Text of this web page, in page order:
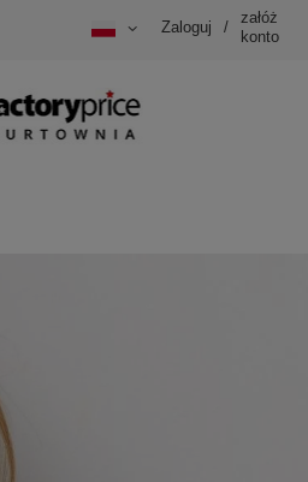
Zaloguj /
załóż
konto